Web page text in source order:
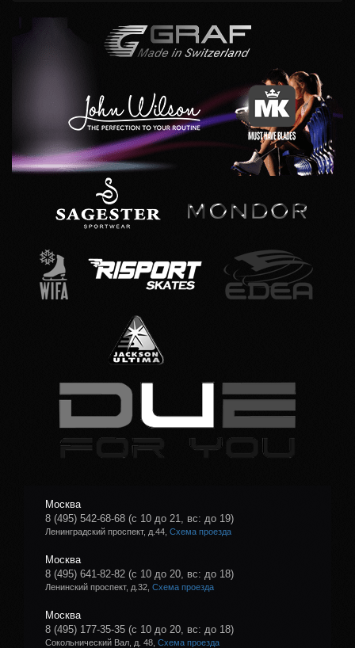
Москва
8 (495) 542-68-68 (с 10 до 21, вс: до 19)
Ленинградский проспект, д.44, Схема проезда
Москва
8 (495) 641-82-82 (с 10 до 20, вс: до 18)
Ленинский проспект, д.32, Схема проезда
Москва
8 (495) 177-35-35 (с 10 до 20, вс: до 18)
Сокольнический Вал, д. 48, Схема проезда